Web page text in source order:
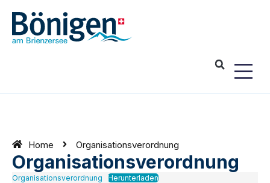
Home Organisations­verordnung
Organisations­verordnung
Organisationsverordnung Herunterladen